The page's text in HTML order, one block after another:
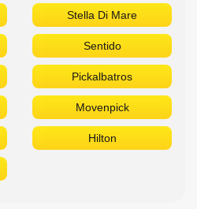
Stella Di Mare
Sentido
Pickalbatros
Movenpick
Hilton